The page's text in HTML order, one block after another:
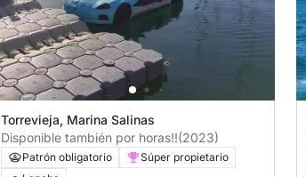
Torrevieja, Marina Salinas
Disponible también por horas!!(2023)
Patrón obligatorio
Súper propietario